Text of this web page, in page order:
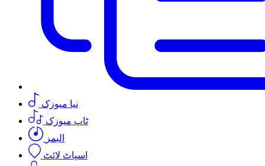
نیا میوزک
ٹاپ میوزک
البمز
اسپاٹ لائٹ